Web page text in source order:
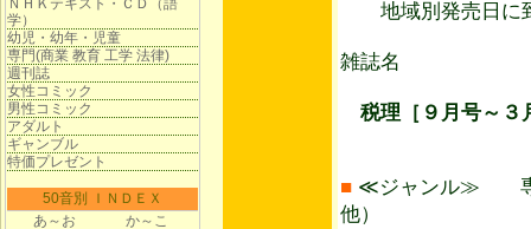
ＮＨＫテキスト・ＣＤ（語
学）
幼児・幼年・児童
専門(商業 教育 工学 法律)
週刊誌
女性コミック
男性コミック
アダルト
ギャンブル
特価プレゼント
50音別 ＩＮＤＥＸ
あ～お
か～こ
地域別発売日に
雑誌名
税理［９月号～
■ ≪ジャンル≫ 専
他）